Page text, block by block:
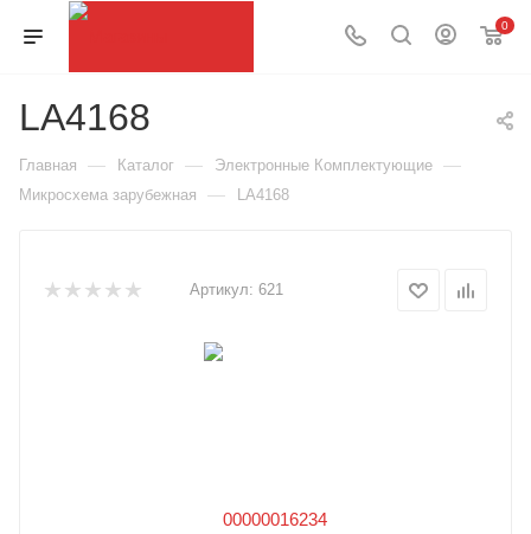
0
LA4168
Главная — Каталог — Электронные Комплектующие —
Микросхема зарубежная — LA4168
Артикул: 621